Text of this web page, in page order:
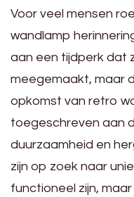
Voor veel mensen
wandlamp
aan een tijdperk dat
meegemaakt, maar
opkomst van retro
toegeschreven aan
duurzaamheid en
zijn op zoek naar
functioneel zijn,